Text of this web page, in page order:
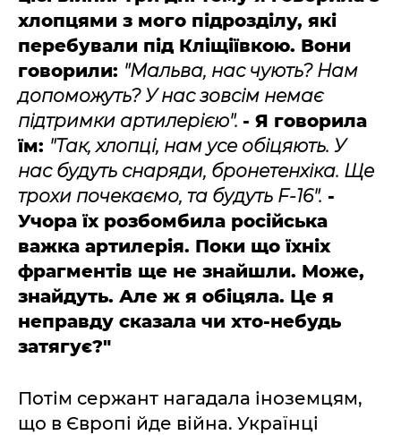
хлопцями з мого підрозділу, які
перебували під Кліщіївкою. Вони
говорили: "Мальва, нас чують? Нам
допоможуть? У нас зовсім немає
підтримки артилерією". - Я говорила
їм: "Так, хлопці, нам усе обіцяють. У
нас будуть снаряди, бронетенхіка. Ще
трохи почекаємо, та будуть F-16". -
Учора їх розбомбила російська
важка артилерія. Поки що їхніх
фрагментів ще не знайшли. Може,
знайдуть. Але ж я обіцяла. Це я
неправду сказала чи хто-небудь
затягує?"
Потім сержант нагадала іноземцям,
що в Європі йде війна. Українці